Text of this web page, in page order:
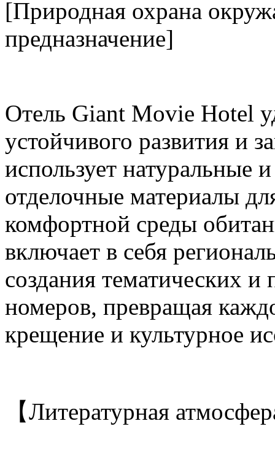
[Природная охрана
предназначение]
Отель Giant Movie Hotel
устойчивого развития и
использует натуральные
отделочные материалы
комфортной среды
включает в себя
создания тематических
номеров, превращая
крещение и культурное
【Литературная